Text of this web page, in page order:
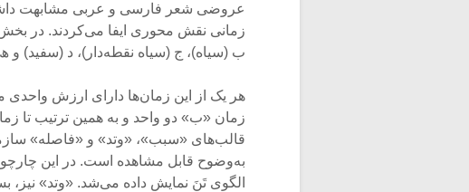
عروضی شعر فارسی و عربی مشابهت
زمانی نقش محوری ایفا می‌کردند. در
ب (سیاه)، ج (سیاه نقطه‌­دار)، د (سفید)
هر یک از این زمان‌ها دارای ارزش واحدی
زمان «ب» دو واحد و به همین ترتیب تا
قالب‌های «سبب»، «وتد» و «فاصله»
به‌وضوح قابل مشاهده است. در این
الگوی تَنَ نمایش داده می‌شد. «وتد» نیز،